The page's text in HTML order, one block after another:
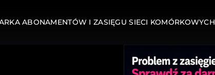
ABONAMENTÓW I ZASIĘGU SIECI KOMÓRKOWYCH